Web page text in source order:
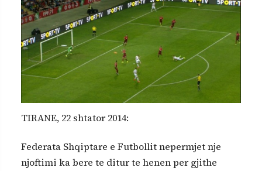
TIRANE, 22 shtator 2014:
Federata Shqiptare e Futbollit nepermjet nje
njoftimi ka bere te ditur te henen per gjithe